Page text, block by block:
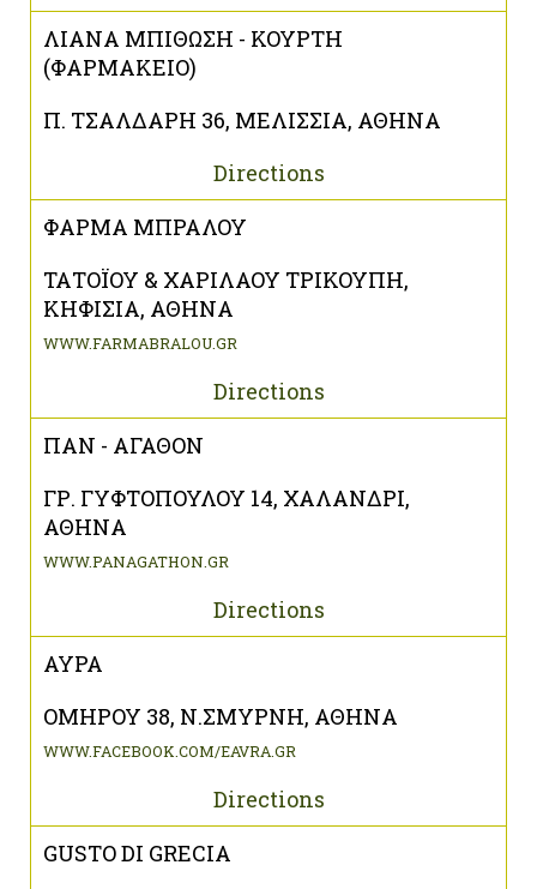
ΛΙΑΝΑ ΜΠΙΘΩΣΗ - ΚΟΥΡΤΗ
(ΦΑΡΜΑΚΕΙΟ)
Π. ΤΣΑΛΔΑΡΗ 36, ΜΕΛΙΣΣΙΑ, ΑΘΗΝΑ
Directions
ΦΑΡΜΑ ΜΠΡΑΛΟΥ
ΤΑΤΟΪΟΥ & ΧΑΡΙΛΑΟΥ ΤΡΙΚΟΥΠΗ,
ΚΗΦΙΣΙΑ, ΑΘΗΝΑ
WWW.FARMABRALOU.GR
Directions
ΠΑΝ - ΑΓΑΘΟΝ
ΓΡ. ΓΥΦΤΟΠΟΥΛΟΥ 14, ΧΑΛΑΝΔΡΙ,
ΑΘΗΝΑ
WWW.PANAGATHON.GR
Directions
ΑΥΡΑ
ΟΜΗΡΟΥ 38, Ν.ΣΜΥΡΝΗ, ΑΘΗΝΑ
WWW.FACEBOOK.COM/EAVRA.GR
Directions
GUSTO DI GRECIA